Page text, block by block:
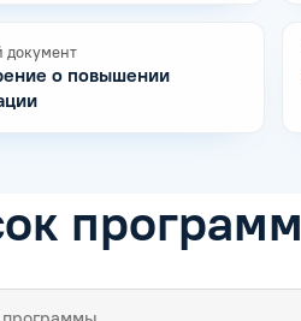
документ
о повышении
программ